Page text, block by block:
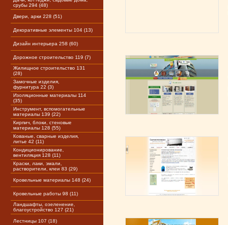
срубы 294 (48)
Двери, арки 228 (51)
Декоративные элементы 104 (13)
Дизайн интерьера 258 (60)
Дорожное строительство 119 (7)
Жилищное строительство 131
(28)
Замочные изделия,
фурнитура 22 (3)
Изоляционные материалы 114
(35)
Инструмент, вспомогательные
материалы 139 (22)
Кирпич, блоки, стеновые
материалы 128 (55)
Кованые, сварные изделия,
литье 42 (11)
Кондиционирование,
вентиляция 128 (11)
Краски, лаки, эмали,
растворители, клеи 83 (29)
Кровельные материалы 148 (24)
Кровельные работы 98 (11)
Ландшафты, озеленение,
благоустройство 127 (21)
Лестницы 107 (18)